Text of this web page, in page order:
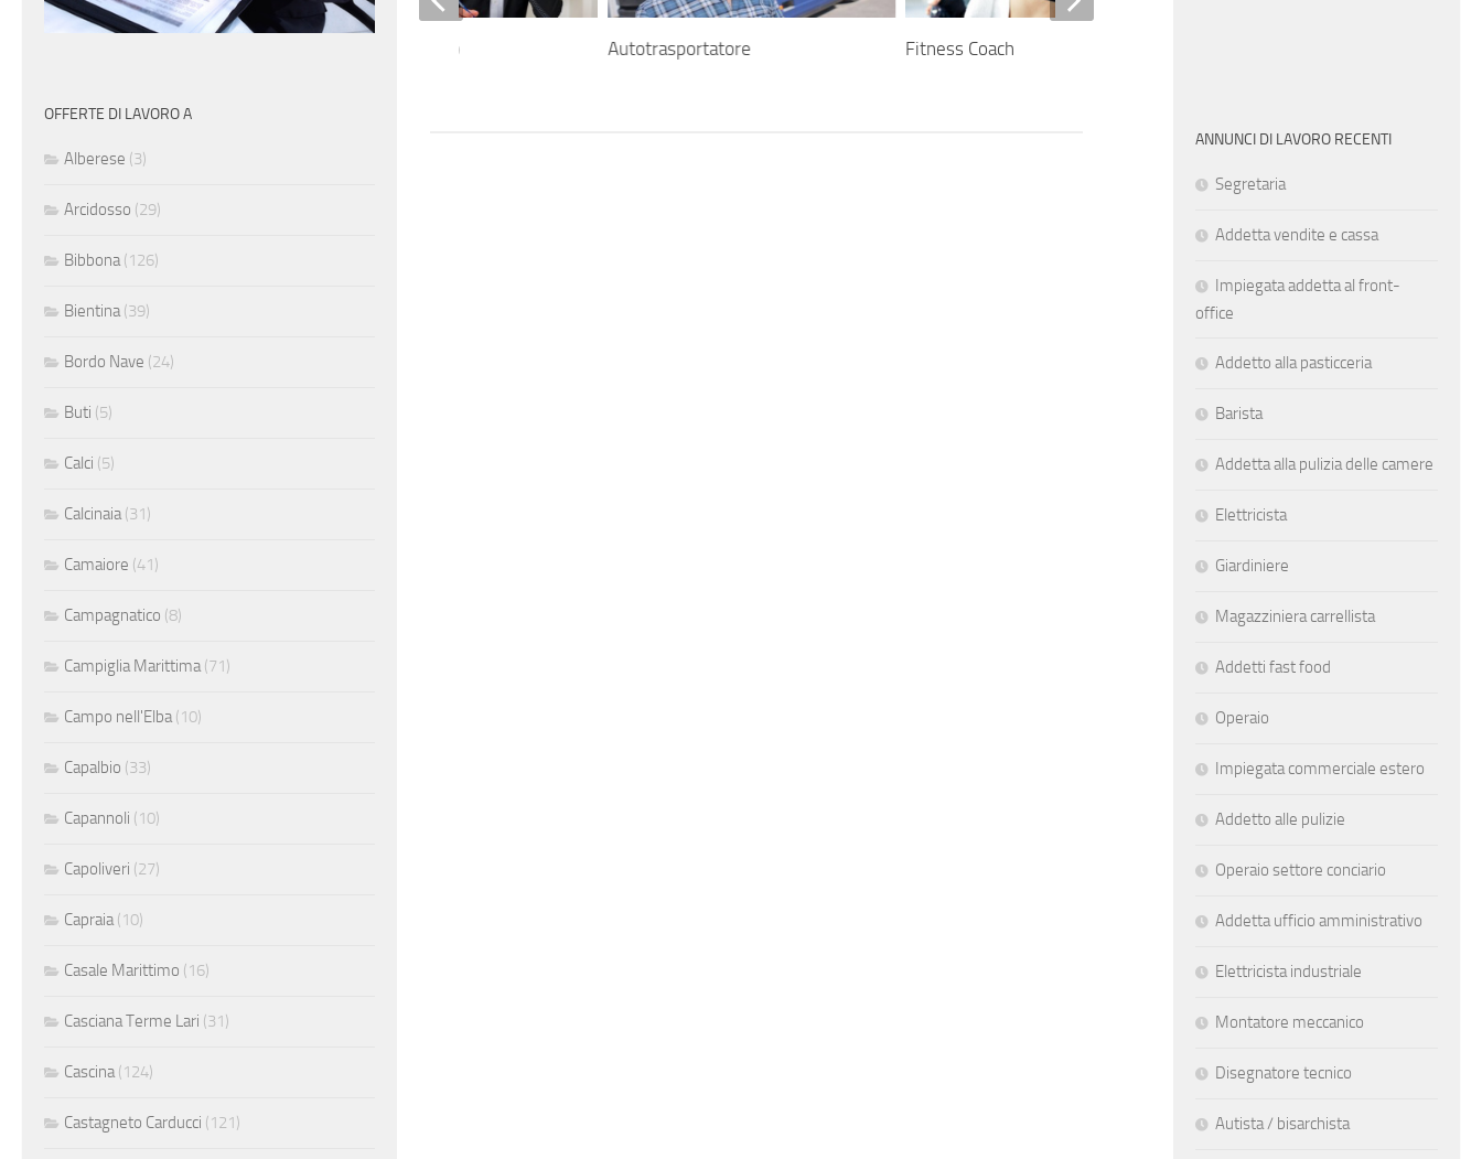
Autotrasportatore Fitness Coach
Ingegnere logistico
OFFERTE DI LAVORO A
Alberese (3)
Arcidosso (29)
Bibbona(126)
Bientina(39)
Bordo Nave (24)
Buti (5)
Calci (5)
Calcinaia(31)
Camaiore (41)
Campagnatico (8)
Campiglia Marittima(71)
Campo nell'Elba(10)
Capalbio (33)
Capannoli (10)
Capoliveri (27)
Capraia(10)
Casale Marittimo (16)
Casciana Terme Lari (31)
Cascina(124)
Castagneto Carducci (121)
ANNUNCI DI LAVORO RECENTI
Segretaria
Addetta vendite e cassa
Impiegata addetta al front-
office
Addetto alla pasticceria
Barista
Addetta alla pulizia delle camere
Elettricista
Giardiniere
Magazziniera carrellista
Addetti fast food
Operaio
Impiegata commerciale estero
Addetto alle pulizie
Operaio settore conciario
Addetta ufficio amministrativo
Elettricista industriale
Montatore meccanico
Disegnatore tecnico
Autista / bisarchista